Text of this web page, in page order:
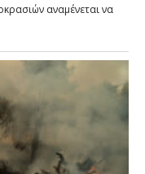
αναμένεται να